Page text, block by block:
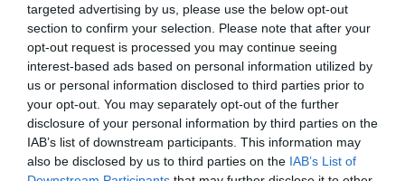
targeted advertising by us, please use the below opt-out
section to confirm your selection. Please note that after your
opt-out request is processed you may continue seeing
interest-based ads based on personal information utilized by
us or personal information disclosed to third parties prior to
your opt-out. You may separately opt-out of the further
disclosure of your personal information by third parties on the
IAB’s list of downstream participants. This information may
also be disclosed by us to third parties on the IAB’s List of